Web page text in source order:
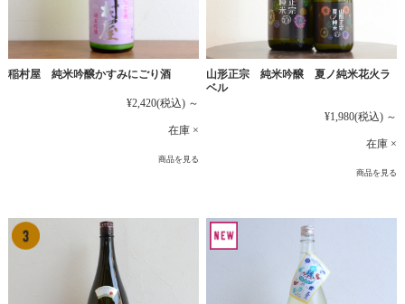
稲村屋 純米吟醸かすみにごり酒
¥2,420(税込) ～
在庫 ×
商品を見る
山形正宗 純米吟醸 夏ノ純米花火ラ
ベル
¥1,980(税込) ～
在庫 ×
商品を見る